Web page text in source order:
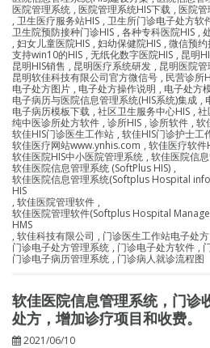
医院管理系统 , 医院管理系统HIS下载 , 医院
, 卫生医疗服务站HIS , 卫生所门诊电子处方软
卫生院预防接种门诊HIS , 各种专科医院HIS ,
, 妇女儿童医院HIS , 妇幼保健院HIS , 微信预
支持win10的HIS , 无纸化数字医院HIS , 昆明
昆明HIS销售 , 昆明医疗系统研发 , 昆明医院
昆明软佳科技有限公司官方微信号 , 民营诊所
电子处方图片 , 电子处方操作说明 , 电子处方
电子病历与医院信息管理系统(HIS系统)集成 ,
电子病历模板下载 , 社区卫生服务中心HIS , 社
纯中医诊所处方软件 , 诊所HIS , 诊所软件 , 软
软佳HIS门诊医生工作站 , 软佳HIS门诊护士工
软佳医疗网站www.ynhis.com , 软佳医疗软件
软佳医院HIS中小医院管理系统 , 软佳医院信
软佳医院信息管理系统 (SoftPlus HIS) ,
软佳医院信息管理系统(Softplus Hospital
HIS
, 软佳医院管理软件 ,
软佳医院管理软件(Softplus Hospital
HMS
, 软佳科技有限公司 , 门诊医生工作站电子处方
门诊电子处方管理系统 , 门诊电子处方软件 ,
门诊电子病历管理系统 , 门诊病人就诊流程图
软佳医院信息管理系统，门诊
处方，增加诊疗项目和收费。
2021/06/10